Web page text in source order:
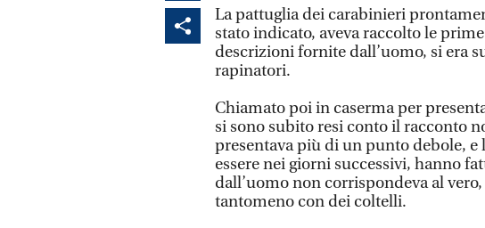
La pattuglia dei carabinieri
stato indicato, aveva raccolto le
descrizioni fornite dall’uomo, si era
rapinatori.
Chiamato poi in caserma per
si sono subito resi conto il racconto
presentava più di un punto debole, e
essere nei giorni successivi, hanno
dall’uomo non corrispondeva al
tantomeno con dei coltelli.